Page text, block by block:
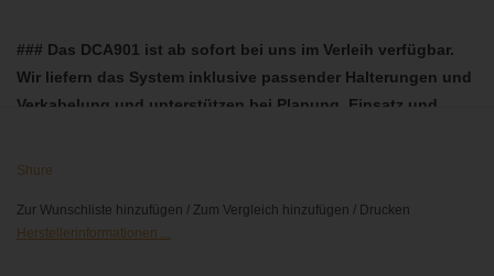
### Das DCA901 ist ab sofort bei uns im Verleih verfügbar.
Wir liefern das System inklusive passender Halterungen und
Verkabelung und unterstützen bei Planung, Einsatz und
Das DCA901 ist ein digitales Broadcast-Mikrofonarray für
Shure
Zur Wunschliste hinzufügen / Zum Vergleich hinzufügen / Drucken
Herstellerinformationen ...